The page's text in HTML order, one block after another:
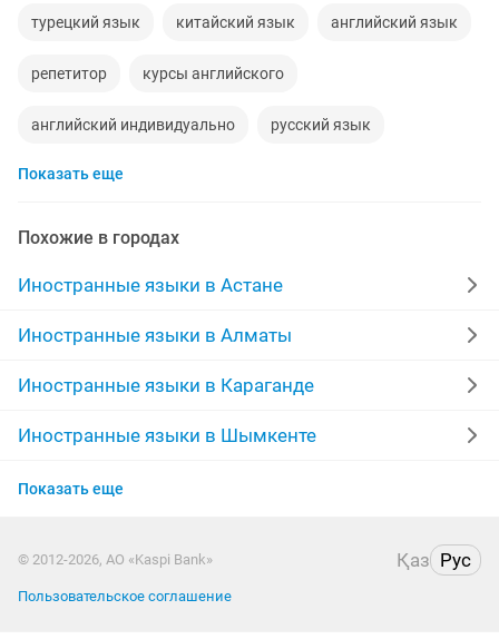
турецкий язык китайский язык английский язык
репетитор курсы английского
английский индивидуально русский язык
корейский язык
учитель английского языка курсы корейского языка
арабский язык договорная
курсы немецкого языка немецкий язык
курсы китайского языка французский
носитель языка
Показать еще
Похожие в городах
Иностранные языки в Астане
Иностранные языки в Алматы
Иностранные языки в Караганде
Иностранные языки в Шымкенте
Иностранные языки в Усть-Каменогорске
Иностранные языки в Костанае
Показать еще
© 2012-2026, АО «Kaspi Bank» Қаз Рус
Пользовательское соглашение